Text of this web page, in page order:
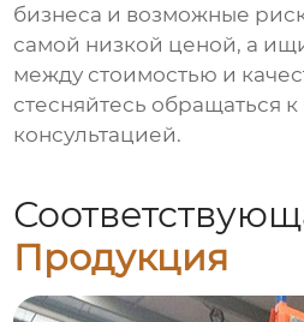
бизнеса и возможные
самой низкой ценой, а
между стоимостью и
стесняйтесь обращаться
консультацией.
Продукция